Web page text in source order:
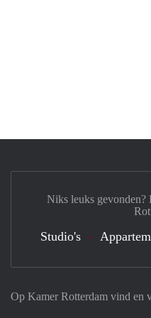
Op Kamer Rotterdam vind en
Niks leuks gevonden?
Studio's